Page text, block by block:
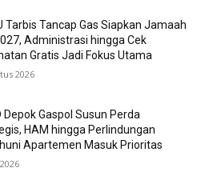
Tarbis Tancap Gas Siapkan Jamaah
Administrasi hingga Cek
Gratis Jadi Fokus Utama
2026
Depok Gaspol Susun Perda
HAM hingga Perlindungan
Apartemen Masuk Prioritas